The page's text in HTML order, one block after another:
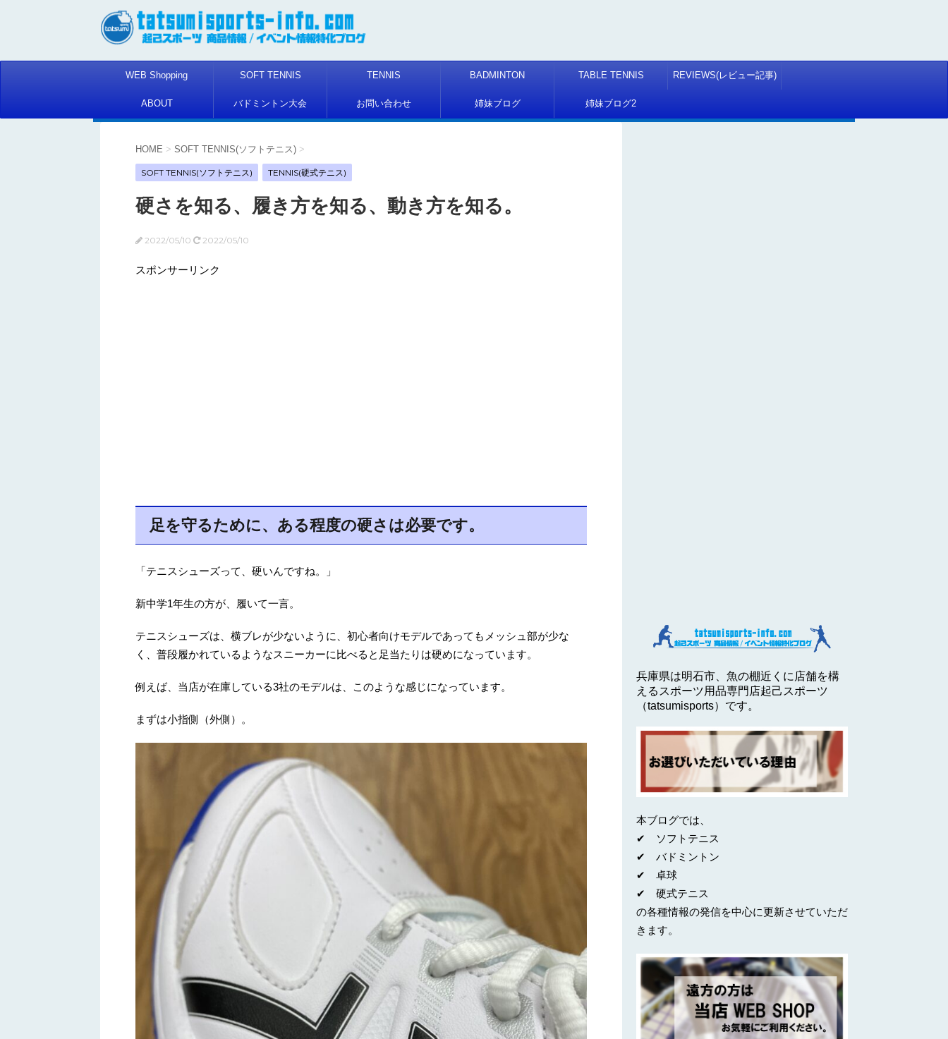
WEB Shopping SOFT TENNIS TENNIS BADMINTON TABLE TENNIS REVIEWS(レビュー記事)
ABOUT バドミントン大会 お問い合わせ 姉妹ブログ 姉妹ブログ2
HOME > SOFT TENNIS(ソフトテニス) >
SOFT TENNIS(ソフトテニス) TENNIS(硬式テニス)
硬さを知る、履き方を知る、動き方を知る。
2022/05/10 2022/05/10
スポンサーリンク
足を守るために、ある程度の硬さは必要です。
「テニスシューズって、硬いんですね。」
新中学1年生の方が、履いて一言。
テニスシューズは、横ブレが少ないように、初心者向けモデルであってもメッシュ部が少な
く、普段履かれているようなスニーカーに比べると足当たりは硬めになっています。
例えば、当店が在庫している3社のモデルは、このような感じになっています。
まずは小指側（外側）。
兵庫県は明石市、魚の棚近くに店舗を構
えるスポーツ用品専門店起己スポーツ
（tatsumisports）です。
本ブログでは、
✔ ソフトテニス
✔ バドミントン
✔ 卓球
✔ 硬式テニス
の各種情報の発信を中心に更新させていただ
きます。